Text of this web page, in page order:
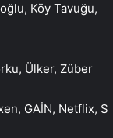
Köy Tavuğu,
Ülker, Züber
GAİN, Netflix, S